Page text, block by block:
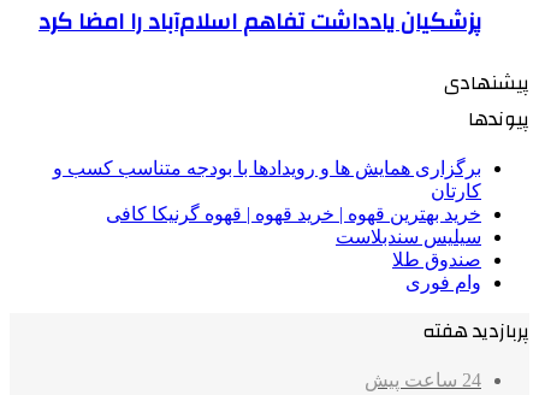
پزشکیان یادداشت تفاهم اسلام‌آباد را امضا کرد
پیشنهادی
پیوندها
برگزاری همایش ها و رویدادها با بودجه متناسب کسب و
کارتان
خرید بهترین قهوه | خرید قهوه | قهوه گرنیکا کافی
سیلیس سندبلاست
صندوق طلا
وام فوری
پربازدید هفته
24 ساعت پیش